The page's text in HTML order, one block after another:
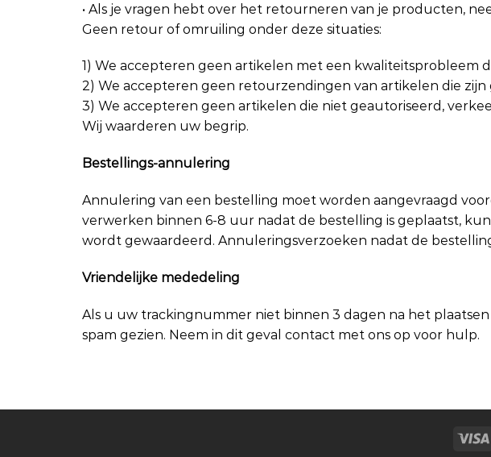
• Als je vragen hebt over het retourneren van je producten,
Geen retour of omruiling onder deze situaties:
1) We accepteren geen artikelen met een kwaliteitsprobleem
2) We accepteren geen retourzendingen van artikelen die
3) We accepteren geen artikelen die niet geautoriseerd,
Wij waarderen uw begrip.
Bestellings-annulering
Annulering van een bestelling moet worden aangevraagd
verwerken binnen 6-8 uur nadat de bestelling is geplaatst,
wordt gewaardeerd. Annuleringsverzoeken nadat de
Vriendelijke mededeling
Als u uw trackingnummer niet binnen 3 dagen na het
spam gezien. Neem in dit geval contact met ons op voor hulp.